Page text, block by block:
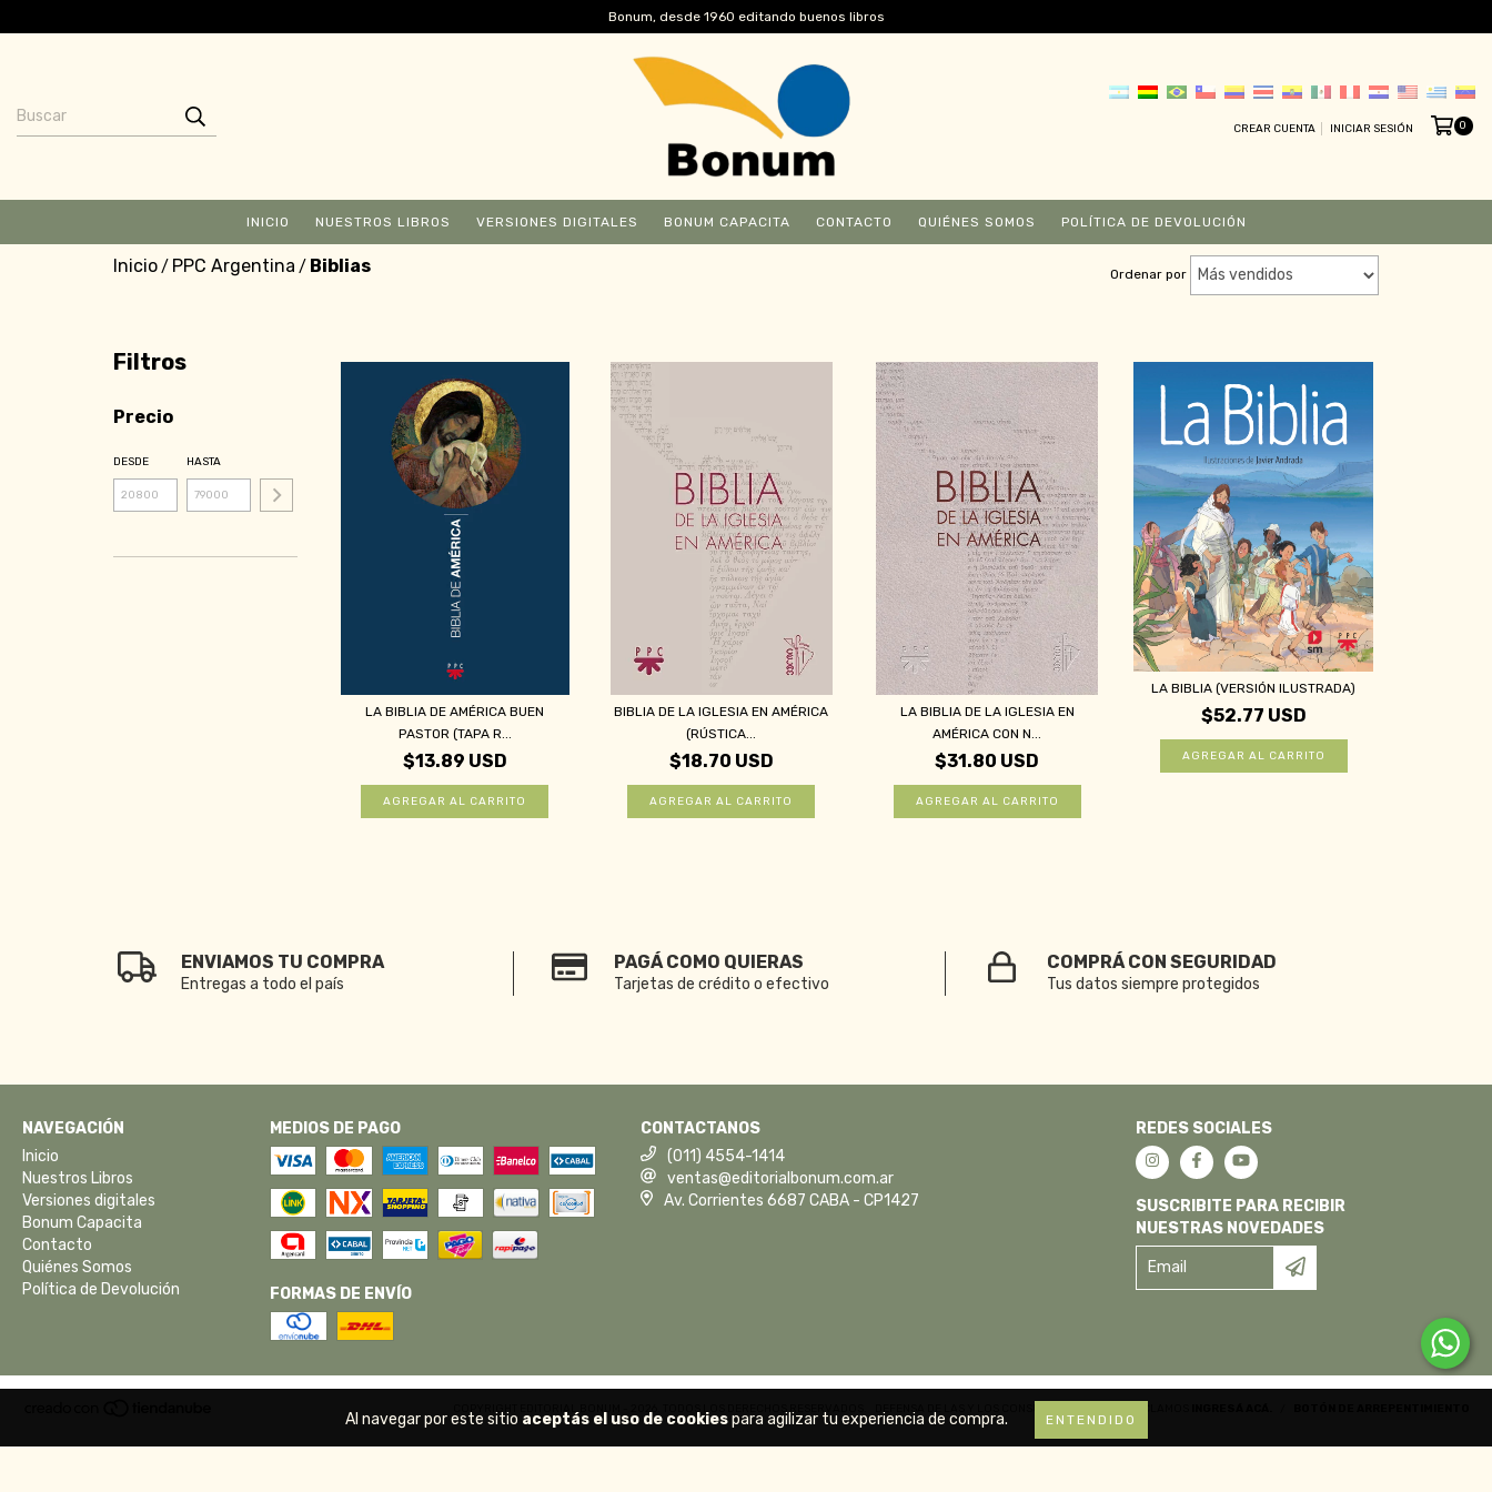
Al navegar por este sitio aceptás el uso de cookiespara agilizar tu experiencia de compra. ENTENDIDO
Bonum, desde 1960 editando buenos libros
CREAR CUENTA INICIAR SESIÓN 0
INICIO NUESTROS LIBROS VERSIONES DIGITALES BONUM CAPACITA CONTACTO QUIÉNES SOMOS POLÍTICA DE DEVOLUCIÓN
Inicio/ PPC Argentina / Biblias Ordenar por
Filtros
Precio
DESDE HASTA
LA BIBLIA DE AMÉRICA BUEN
PASTOR (TAPA R...
$13.89 USD
BIBLIA DE LA IGLESIA EN AMÉRICA
(RÚSTICA...
$18.70 USD
LA BIBLIA DE LA IGLESIA EN
AMÉRICA CON N...
$31.80 USD
LA BIBLIA (VERSIÓN ILUSTRADA)
$52.77 USD
ENVIAMOS TU COMPRA
Entregas a todo el país
PAGÁ COMO QUIERAS
Tarjetas de crédito o efectivo
COMPRÁ CON SEGURIDAD
Tus datos siempre protegidos
NAVEGACIÓN
Inicio
Nuestros Libros
Versiones digitales
Bonum Capacita
Contacto
Quiénes Somos
Política de Devolución
MEDIOS DE PAGO
FORMAS DE ENVÍO
CONTACTANOS
(011) 4554-1414
ventas@editorialbonum.com.ar
Av. Corrientes 6687 CABA - CP1427
REDES SOCIALES
SUSCRIBITE PARA RECIBIR
NUESTRAS NOVEDADES